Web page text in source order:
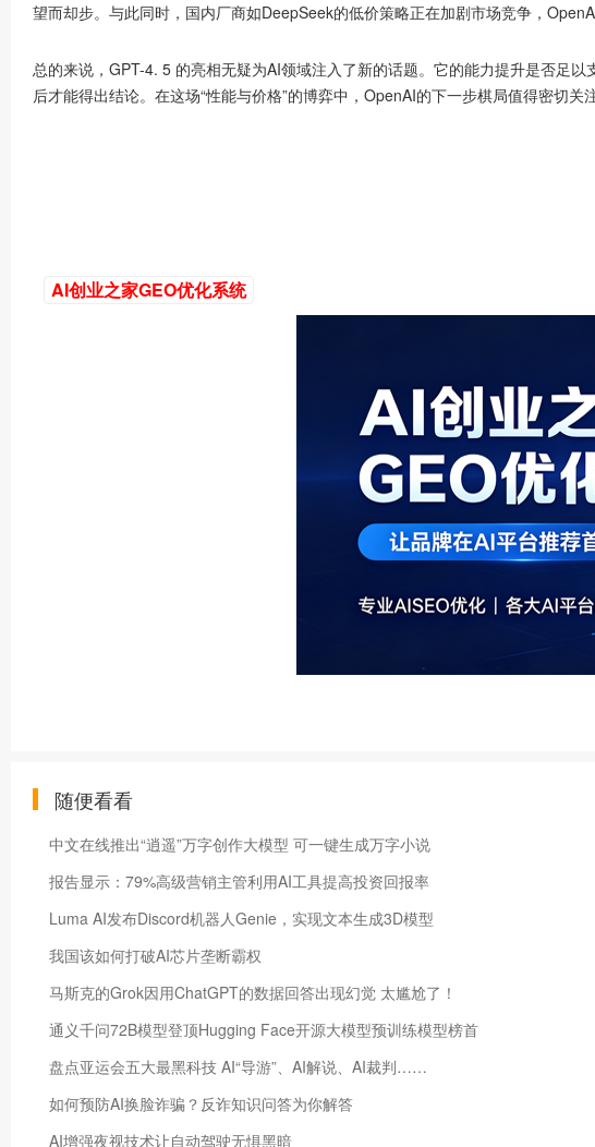
望而却步。与此同时，国内厂商如DeepSeek的低价策略正在加剧市场竞争，
总的来说，GPT-4. 5 的亮相无疑为AI领域注入了新的话题。它的能力提升是否足
后才能得出结论。在这场“性能与价格”的博弈中，OpenAI的下一步棋局值得密切关注
AI创业之家GEO优化系统
随便看看
中文在线推出“逍遥”万字创作大模型 可一键生成万字小说
报告显示：79%高级营销主管利用AI工具提高投资回报率
Luma AI发布Discord机器人Genie，实现文本生成3D模型
我国该如何打破AI芯片垄断霸权
马斯克的Grok因用ChatGPT的数据回答出现幻觉 太尴尬了！
通义千问72B模型登顶Hugging Face开源大模型预训练模型榜首
盘点亚运会五大最黑科技 AI“导游”、AI解说、AI裁判……
如何预防AI换脸诈骗？反诈知识问答为你解答
AI增强夜视技术让自动驾驶无惧黑暗